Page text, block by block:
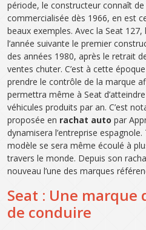
période, le constructeur connaît
commercialisée dès 1966, en est
beaux exemples. Avec la Seat
l’année suivante le premier
des années 1980, après le retrait
ventes chuter. C’est à cette
prendre le contrôle de la marque
permettra même à Seat
véhicules produits par an. C’est
proposée en rachat auto par
dynamisera l’entreprise
modèle se sera même écoulé à
travers le monde. Depuis son
nouveau l’une des marques
Seat : Une marque
de conduire